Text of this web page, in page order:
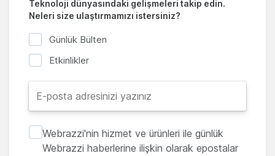
Teknoloji dünyasındaki gelişmeleri takip edin.
Neleri size ulaştırmamızı istersiniz?
Günlük Bülten
Etkinlikler
Webrazzi'nin hizmet ve ürünleri ile günlük
Webrazzi haberlerine ilişkin olarak epostalar